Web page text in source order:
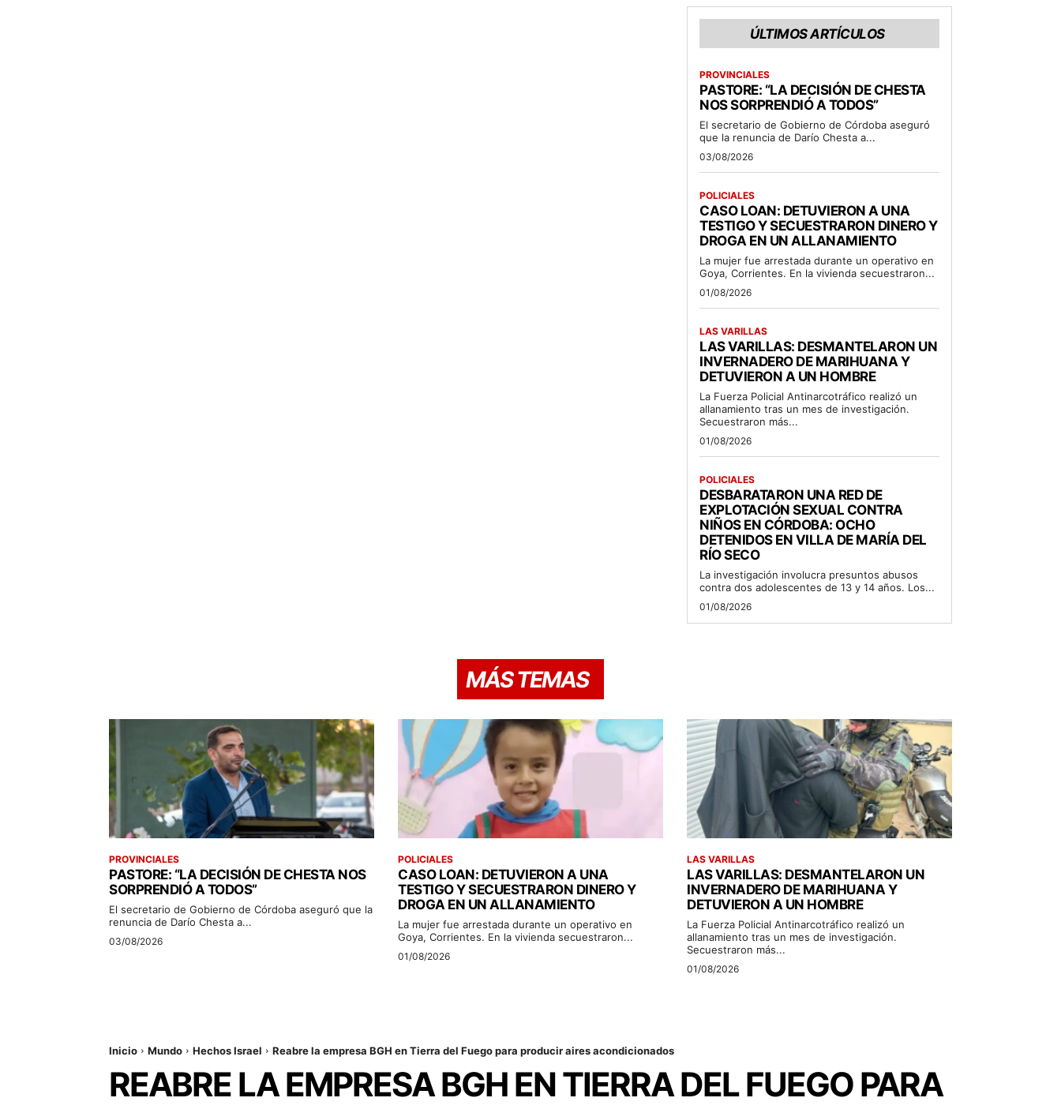
ÚLTIMOS ARTÍCULOS
PROVINCIALES
PASTORE: “LA DECISIÓN DE CHESTA
NOS SORPRENDIÓ A TODOS”
El secretario de Gobierno de Córdoba aseguró
que la renuncia de Darío Chesta a...
03/08/2026
POLICIALES
CASO LOAN: DETUVIERON A UNA
TESTIGO Y SECUESTRARON DINERO Y
DROGA EN UN ALLANAMIENTO
La mujer fue arrestada durante un operativo en
Goya, Corrientes. En la vivienda secuestraron...
01/08/2026
LAS VARILLAS
LAS VARILLAS: DESMANTELARON UN
INVERNADERO DE MARIHUANA Y
DETUVIERON A UN HOMBRE
La Fuerza Policial Antinarcotráfico realizó un
allanamiento tras un mes de investigación.
Secuestraron más...
01/08/2026
POLICIALES
DESBARATARON UNA RED DE
EXPLOTACIÓN SEXUAL CONTRA
NIÑOS EN CÓRDOBA: OCHO
DETENIDOS EN VILLA DE MARÍA DEL
RÍO SECO
La investigación involucra presuntos abusos
contra dos adolescentes de 13 y 14 años. Los...
01/08/2026
MÁS TEMAS
PROVINCIALES
PASTORE: “LA DECISIÓN DE CHESTA NOS
SORPRENDIÓ A TODOS”
El secretario de Gobierno de Córdoba aseguró que la
renuncia de Darío Chesta a...
03/08/2026
POLICIALES
CASO LOAN: DETUVIERON A UNA
TESTIGO Y SECUESTRARON DINERO Y
DROGA EN UN ALLANAMIENTO
La mujer fue arrestada durante un operativo en
Goya, Corrientes. En la vivienda secuestraron...
01/08/2026
LAS VARILLAS
LAS VARILLAS: DESMANTELARON UN
INVERNADERO DE MARIHUANA Y
DETUVIERON A UN HOMBRE
La Fuerza Policial Antinarcotráfico realizó un
allanamiento tras un mes de investigación.
Secuestraron más...
01/08/2026